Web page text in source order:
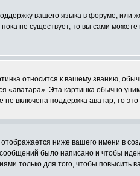
вашего языка в форуме,
не существует, то вы сами
относится к вашему званию,
Эта картинка обычно
включена поддержка аватар, то
ниже вашего имени в
было написано и чтобы
только для того, чтобы повысить